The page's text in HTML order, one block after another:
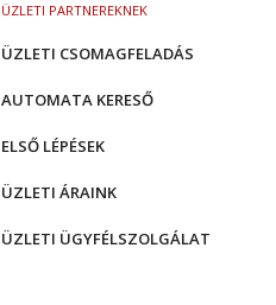
ÜZLETI PARTNEREKNEK
ÜZLETI CSOMAGFELADÁS
AUTOMATA KERESŐ
ELSŐ LÉPÉSEK
ÜZLETI ÁRAINK
ÜZLETI ÜGYFÉLSZOLGÁLAT